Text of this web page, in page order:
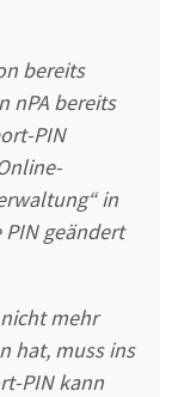
bereits
nPA bereits
PIN
in
geändert
mehr
hat, muss ins
PIN kann